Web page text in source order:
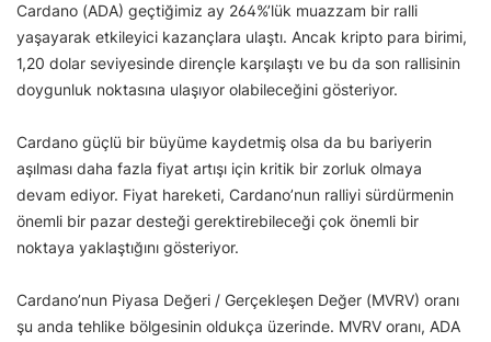
Cardano (ADA) geçtiğimiz ay 264%’lük muazzam bir ralli
yaşayarak etkileyici kazançlara ulaştı. Ancak kripto para birimi,
1,20 dolar seviyesinde dirençle karşılaştı ve bu da son rallisinin
doygunluk noktasına ulaşıyor olabileceğini gösteriyor.
Cardano güçlü bir büyüme kaydetmiş olsa da bu bariyerin
aşılması daha fazla fiyat artışı için kritik bir zorluk olmaya
devam ediyor. Fiyat hareketi, Cardano’nun ralliyi sürdürmenin
önemli bir pazar desteği gerektirebileceği çok önemli bir
noktaya yaklaştığını gösteriyor.
Cardano’nun Piyasa Değeri / Gerçekleşen Değer (MVRV) oranı
şu anda tehlike bölgesinin oldukça üzerinde. MVRV oranı, ADA